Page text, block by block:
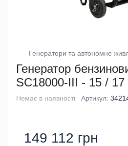
Генератори та автономне
Генератор
SC18000-III - 15 / 17
Немає в наявності Артикул:
149 112 грн